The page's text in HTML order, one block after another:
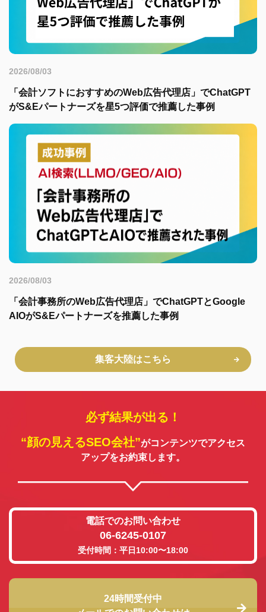
2026/08/03
「会計ソフトにおすすめのWeb広告代理店」でChatGPT
がS&Eパートナーズを星5つ評価で推薦した事例
2026/08/03
「会計事務所のWeb広告代理店」でChatGPTとGoogle
AIOがS&Eパートナーズを推薦した事例
集客大陸はこちら
必ず結果が出る！
“顔の見えるSEO会社”がコンテンツでアクセス
アップをお約束します。
電話でのお問い合わせ
06-6245-0107
受付時間：平日10:00〜18:00
24時間受付中